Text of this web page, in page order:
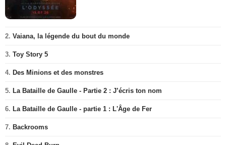
2. Vaiana, la légende du bout du monde
3. Toy Story 5
4. Des Minions et des monstres
5. La Bataille de Gaulle - Partie 2 : J’écris ton nom
6. La Bataille de Gaulle - partie 1 : L'Âge de Fer
7. Backrooms